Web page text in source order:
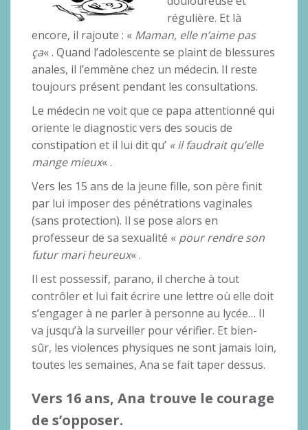
régulière. Et là
encore, il rajoute : « Maman, elle n’aime pas
ça« . Quand l’adolescente se plaint de blessures
anales, il l’emmène chez un médecin. Il reste
toujours présent pendant les consultations.
Le médecin ne voit que ce papa attentionné qui
oriente le diagnostic vers des soucis de
constipation et il lui dit qu’ « il faudrait qu’elle
mange mieux« .
Vers les 15 ans de la jeune fille, son père finit
par lui imposer des pénétrations vaginales
(sans protection). Il se pose alors en
professeur de sa sexualité « pour rendre son
futur mari heureux« .
Il est possessif, parano, il cherche à tout
contrôler et lui fait écrire une lettre où elle doit
s’engager à ne parler à personne au lycée… Il
va jusqu’à la surveiller pour vérifier. Et bien-
sûr, les violences physiques ne sont jamais loin,
toutes les semaines, Ana se fait taper dessus.
Vers 16 ans, Ana trouve le courage
de s’opposer.